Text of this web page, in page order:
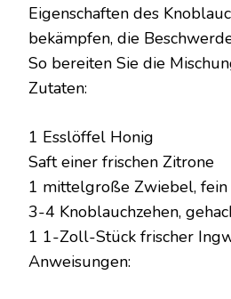
Eigenschaften des
bekämpfen, die
So bereiten Sie die
Zutaten:
1 Esslöffel Honig
Saft einer frischen Zitrone
1 mittelgroße Zwiebel, fein
3-4 Knoblauchzehen,
1 1-Zoll-Stück frischer
Anweisungen: